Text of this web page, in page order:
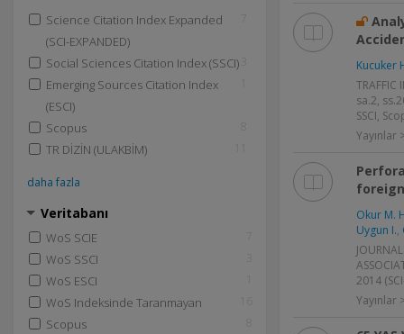
Science Citation Index Expanded
(SCI-EXPANDED)
Social Sciences Citation Index (SSCI)
Emerging Sources Citation Index
(ESCI)
Scopus
TR DİZİN (ULAKBİM)
daha fazla
Veritabanı
WoS SCIE
WoS SSCI
WoS ESCI
WoS Indeksinde Taranmayan
Scopus
Kucuker
TRAFFIC
sa.2,
SSCI,
Yayınlar
Okur M.
Uygun I.,
2014
Yayınlar